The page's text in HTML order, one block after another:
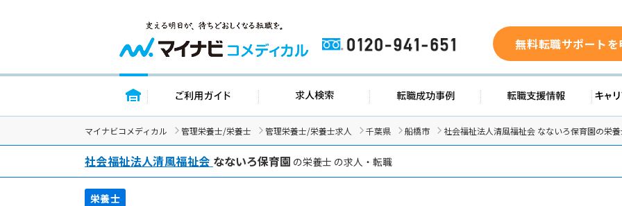
0120-941-651 無料転職サポート
トップページ ご利用ガイド 求人検索 転職成功事例 転職支援
マイナビコメディカル 管理栄養士/栄養士 管理栄養士/栄養士求人 千葉県 船橋市 社会福祉法人清風福祉会 なないろ保育園の栄
社会福祉法人清風福祉会 なないろ保育園 の栄養士 の求人・転職
栄養士